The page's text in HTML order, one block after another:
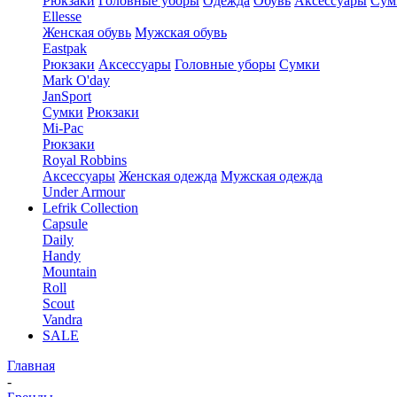
Ellesse
Женская обувь Мужская обувь
Eastpak
Рюкзаки Аксессуары Головные уборы Сумки
Mark O'day
JanSport
Сумки Рюкзаки
Mi-Pac
Рюкзаки
Royal Robbins
Аксессуары Женская одежда Мужская одежда
Under Armour
Lefrik Collection
Capsule
Daily
Handy
Mountain
Roll
Scout
Vandra
SALE
Главная
-